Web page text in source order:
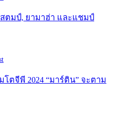
สตมป์, ยามาฮ่า และแชมป์
โตจีพี 2024 “มาร์ติน” จะตาม